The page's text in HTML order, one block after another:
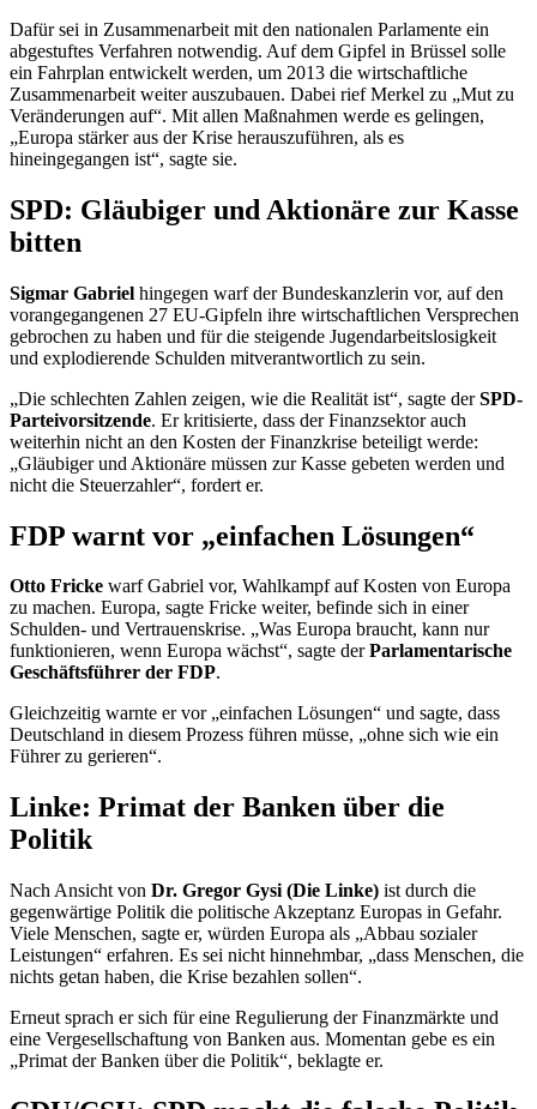
Dafür sei in Zusammenarbeit mit den nationalen Parlamente ein
abgestuftes Verfahren notwendig. Auf dem Gipfel in Brüssel solle
ein Fahrplan entwickelt werden, um 2013 die wirtschaftliche
Zusammenarbeit weiter auszubauen. Dabei rief Merkel zu „Mut zu
Veränderungen auf“. Mit allen Maßnahmen werde es gelingen,
„Europa stärker aus der Krise herauszuführen, als es
hineingegangen ist“, sagte sie.
SPD: Gläubiger und Aktionäre zur Kasse
bitten
Sigmar Gabriel hingegen warf der Bundeskanzlerin vor, auf den
vorangegangenen 27 EU-Gipfeln ihre wirtschaftlichen Versprechen
gebrochen zu haben und für die steigende Jugendarbeitslosigkeit
und explodierende Schulden mitverantwortlich zu sein.
„Die schlechten Zahlen zeigen, wie die Realität ist“, sagte derSPD-
Parteivorsitzende. Er kritisierte, dass der Finanzsektor auch
weiterhin nicht an den Kosten der Finanzkrise beteiligt werde:
„Gläubiger und Aktionäre müssen zur Kasse gebeten werden und
nicht die Steuerzahler“, fordert er.
FDP warnt vor „einfachen Lösungen“
Otto Fricke warf Gabriel vor, Wahlkampf auf Kosten von Europa
zu machen. Europa, sagte Fricke weiter, befinde sich in einer
Schulden- und Vertrauenskrise. „Was Europa braucht, kann nur
funktionieren, wenn Europa wächst“, sagte derParlamentarische
Geschäftsführer der FDP.
Gleichzeitig warnte er vor „einfachen Lösungen“ und sagte, dass
Deutschland in diesem Prozess führen müsse, „ohne sich wie ein
Führer zu gerieren“.
Linke: Primat der Banken über die
Politik
Nach Ansicht von Dr. Gregor Gysi (Die Linke) ist durch die
gegenwärtige Politik die politische Akzeptanz Europas in Gefahr.
Viele Menschen, sagte er, würden Europa als „Abbau sozialer
Leistungen“ erfahren. Es sei nicht hinnehmbar, „dass Menschen, die
nichts getan haben, die Krise bezahlen sollen“.
Erneut sprach er sich für eine Regulierung der Finanzmärkte und
eine Vergesellschaftung von Banken aus. Momentan gebe es ein
„Primat der Banken über die Politik“, beklagte er.